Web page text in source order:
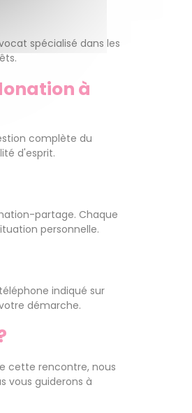
spécialisé dans les
à
complète du
d'esprit.
partage. Chaque
personnelle.
indiqué sur
démarche.
cette rencontre, nous
vous guiderons à